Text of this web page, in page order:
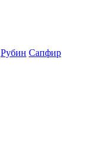
Рубин Сапфир